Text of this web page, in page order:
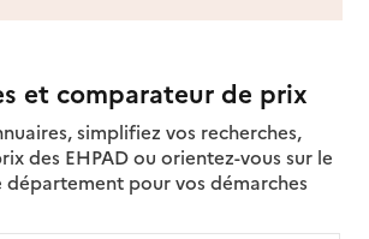
et comparateur de prix
simplifiez vos recherches,
des EHPAD ou orientez-vous sur le
pour vos démarches